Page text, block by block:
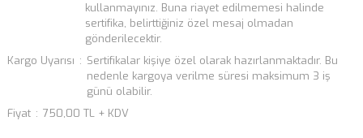
kullanmayınız. Buna riayet edilmemesi halinde
sertifika, belirttiğiniz özel mesaj olmadan
gönderilecektir.
Kargo Uyarısı
Sertifikalar kişiye özel olarak hazırlanmaktadır. Bu
nedenle kargoya verilme süresi maksimum 3 iş
günü olabilir.
Fiyat
750,00 TL + KDV